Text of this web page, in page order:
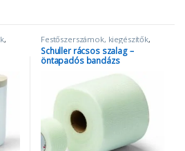
, Festőszerszámok, kiegészítők,
Szalagok
Schuller rácsos szalag –
öntapadós bandázs